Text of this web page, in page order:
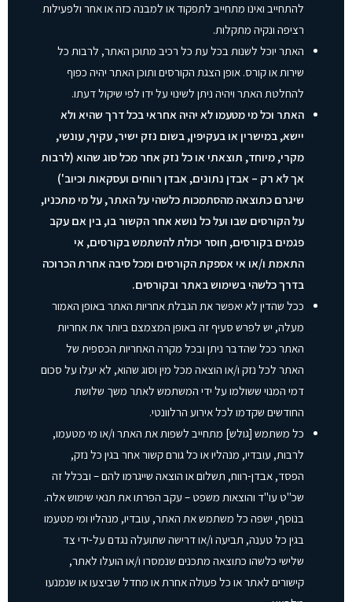
להתחייב ואינו מתחייב לתפקוד או למבנה כזה או אחר ולפעילות
רציפה ונקיה מתקלות.
האתר יוכל לשנות בכל עת כל רכיב מתוכן האתר, לרבות כל
שירות או קורס. אופן הצגת הקורסים ותוכן האתר יהיה כפוף
להחלטת האתר ויהיה ניתן לשינוי על ידו לפי שיקול דעתו.
האתר וכל מי מטעמו לא יהיה אחראי בכל דרך שהיא ולא
יישא, במישרין או בעקיפין, בשום נזק ישיר, עקיף, עונשי,
מקרי, מיוחד, תוצאתי או כל נזק אחר מכל סוג שהוא (לרבות
אך לא רק – אבדן נתונים, אבדן רווחים ועסקאות וכיוב')
שיגרם כתוצאה מהסתמכות כלשהי על האתר, על מי מתכניו,
על הקורסים שבו ועל כל נושא אחר הקשור בו, בין אם עקב
פגמים בקורסים, חוסר יכולת להשתמש בקורסים, אי
התאמת ו/או אי אספקת הקורסים ומכל סיבה אחרת הכרוכה
בדרך כלשהי בשימוש באתר ובקורסים.
ככל שהדין לא יאפשר את הגבלת אחריות האתר באופן האמור
מעלה, יש לפרש סעיף זה באופן המצמצם ביותר את אחריות
האתר ככל שהדבר ניתן ובכל מקרה האחריות הכספית של
האתר לכל נזק ו/או הוצאה מכל מין וסוג שהוא, לא יעלו על סכום
דמי המנוי ששולמו על ידי המשתמש לאתר משך שלושת
החודשים שקדמו לכל אירוע הרלוונטי.
כל משתמש [גולש] מתחייב לשפות את האתר ו/או מי מטעמו,
לרבות, עובדיו, מנהליו או כל גורם קשור אחר בגין כל נזק,
הפסד, אבדן-רווח, תשלום או הוצאה שייגרמו להם – ובכלל זה
שכ"ט עו"ד והוצאות משפט – עקב הפרתו את תנאי שימוש אלה.
בנוסף, ישפה כל משתמש את האתר, עובדיו, מנהליו ומי מטעמו
בגין כל טענה, תביעה ו/או דרישה שתועלה נגדם על-ידי צד
שלישי כלשהו כתוצאה מתכנים שנמסרו ו/או הועלו לאתר,
קישורים לאתר או כל פעולה אחרת או מחדל שביצעו או שנמנעו